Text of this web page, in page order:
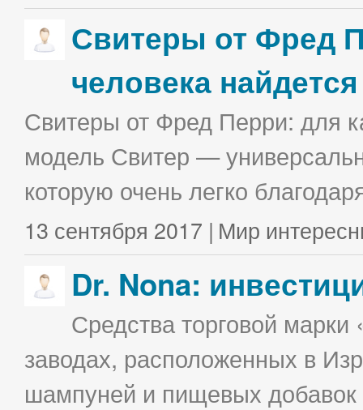
Свитеры от Фред
человека
Свитеры от Фред Перри: для
модель Свитер —
которую очень легко
13 сентября 2017 | Мир
Dr. Nona:
Средства торговой
заводах, расположенных в
шампуней и пищевых